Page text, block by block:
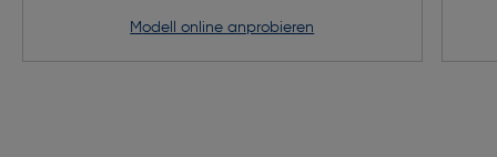
Modell online anprobieren